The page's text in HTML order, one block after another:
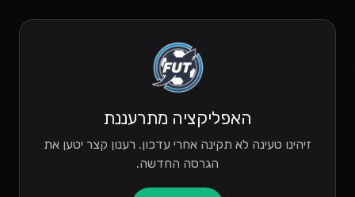
האפליקציה מתרעננת
זיהינו טעינה לא תקינה אחרי עדכון. רענון קצר יטען את
הגרסה החדשה.